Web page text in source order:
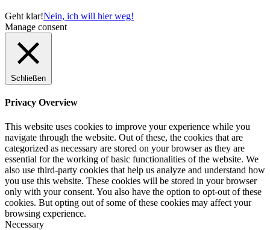
Geht klar!Nein, ich will hier weg!
Manage consent
Schließen
Privacy Overview
This website uses cookies to improve your experience while you
navigate through the website. Out of these, the cookies that are
categorized as necessary are stored on your browser as they are
essential for the working of basic functionalities of the website. We
also use third-party cookies that help us analyze and understand how
you use this website. These cookies will be stored in your browser
only with your consent. You also have the option to opt-out of these
cookies. But opting out of some of these cookies may affect your
browsing experience.
Necessary